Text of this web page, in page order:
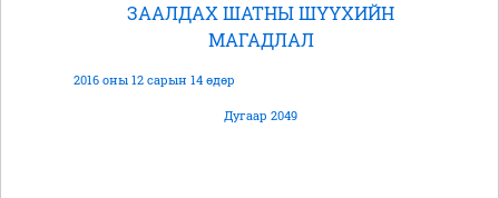
ЗААЛДАХ ШАТНЫ ШҮҮХИЙН
МАГАДЛАЛ
2016 оны 12 сарын 14 өдөр
Дугаар 2049